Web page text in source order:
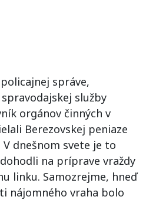
správe,
služby
orgánov činných v
Berezovskej peniaze
dnešnom svete je to
na príprave vraždy
linku. Samozrejme, hneď
nájomného vraha bolo